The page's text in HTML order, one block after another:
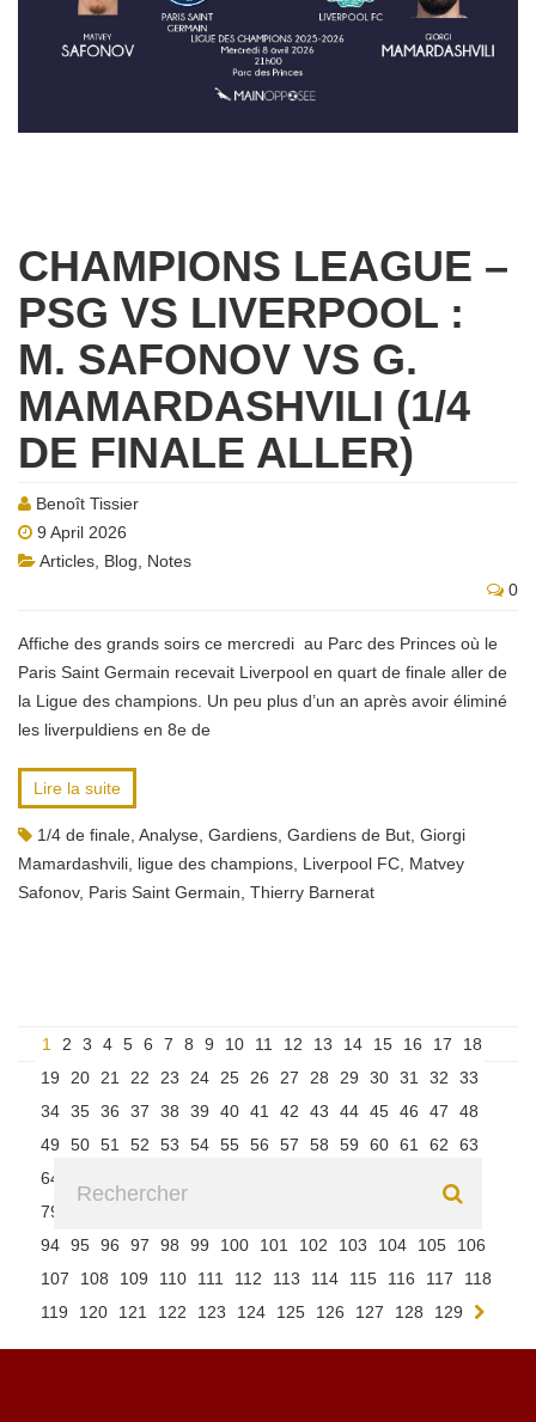
CHAMPIONS LEAGUE –
PSG VS LIVERPOOL :
M. SAFONOV VS G.
MAMARDASHVILI (1/4
DE FINALE ALLER)
Benoît Tissier
9 April 2026
Articles Blog
Notes
0
Affiche des grands soirs ce mercredi au Parc des Princes où le
Paris Saint Germain recevait Liverpool en quart de finale aller de
la Ligue des champions. Un peu plus d’un an après avoir éliminé
les liverpuldiens en 8e de
Lire la suite
1/4 de finale Analyse Gardiens Gardiens de But Giorgi
Mamardashvili ligue des champions Liverpool FC Matvey
Safonov, Paris Saint Germain Thierry Barnerat
1 2 3 4 5 6 7 8 9 10 11 12 13 14 15 16 17
18
19
20 21 22 23 24 25 26 27 28 29 30 31 32
33
34 35 36 37 38 39 40 41 42 43 44 45 46 47
48
49
50 51 52 53 54 55 56 57 58 59 60 61 62
63
64
79
94 95 96 97 98 99 100 101 102 103 104 105
106
107
108 109 110 111 112 113 114 115 116 117
118
119
120 121 122 123 124 125 126 127 128 129